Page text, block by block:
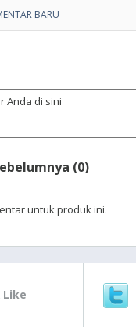
BARU
(0)
untuk produk ini.
Like